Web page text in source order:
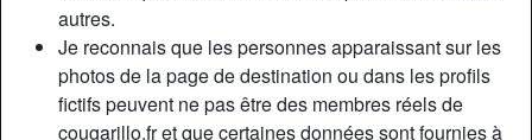
autres.
Je reconnais que les personnes apparaissant sur les
photos de la page de destination ou dans les profils
fictifs peuvent ne pas être des membres réels de
cougarillo.fr et que certaines données sont fournies à
Taille:
Poids:
52 Kg
Épilé(e):
Oui
Fumeur(euse):
À l'occasion